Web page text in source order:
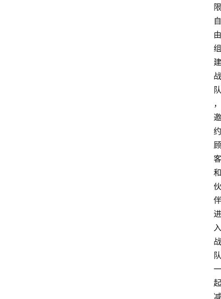
限
自
由
组
建
战
队
，
邀
约
顾
客
和
伙
伴
进
入
战
队
一
起
减